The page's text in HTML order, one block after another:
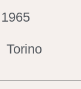
1965
Torino